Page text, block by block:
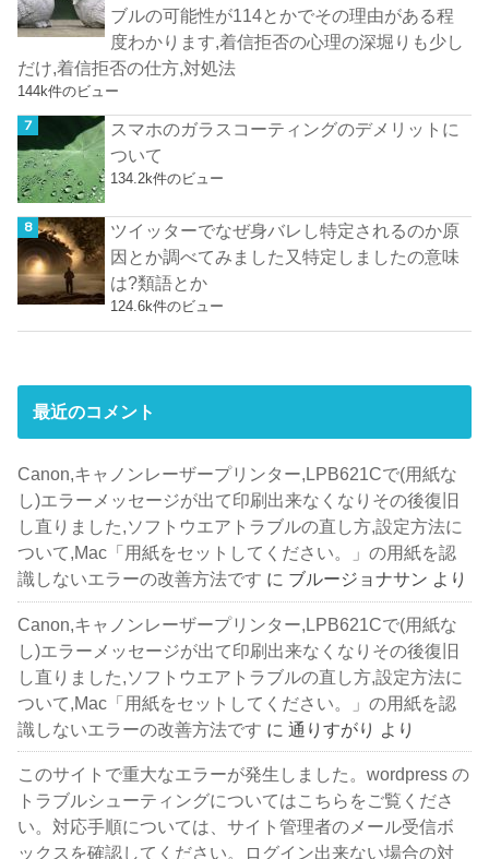
ブルの可能性が114とかでその理由がある程
度わかります,着信拒否の心理の深堀りも少し
だけ,着信拒否の仕方,対処法
144k件のビュー
スマホのガラスコーティングのデメリットに
ついて
134.2k件のビュー
ツイッターでなぜ身バレし特定されるのか原
因とか調べてみました又特定しましたの意味
は?類語とか
124.6k件のビュー
最近のコメント
Canon,キャノンレーザープリンター,LPB621Cで(用紙な
し)エラーメッセージが出て印刷出来なくなりその後復旧
し直りました,ソフトウエアトラブルの直し方,設定方法に
ついて,Mac「用紙をセットしてください。」の用紙を認
識しないエラーの改善方法です に ブルージョナサン より
Canon,キャノンレーザープリンター,LPB621Cで(用紙な
し)エラーメッセージが出て印刷出来なくなりその後復旧
し直りました,ソフトウエアトラブルの直し方,設定方法に
ついて,Mac「用紙をセットしてください。」の用紙を認
識しないエラーの改善方法です に通りすがり より
このサイトで重大なエラーが発生しました。wordpress の
トラブルシューティングについてはこちらをご覧くださ
い。対応手順については、サイト管理者のメール受信ボ
ックスを確認してください。ログイン出来ない場合の対